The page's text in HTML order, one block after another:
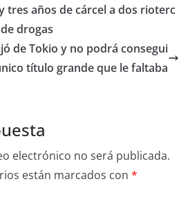
tres años de cárcel a dos rioterc
drogas
de Tokio y no podrá consegui
título grande que le faltaba
electrónico no será publicada.
están marcados con *